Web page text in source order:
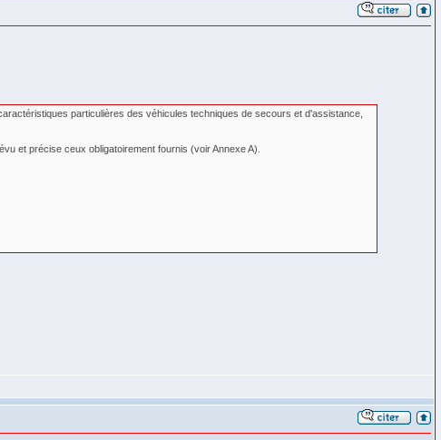
particulières des véhicules techniques de secours et d'assistance,
et précise ceux obligatoirement fournis (voir Annexe A).